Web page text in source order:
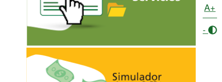
A+
-